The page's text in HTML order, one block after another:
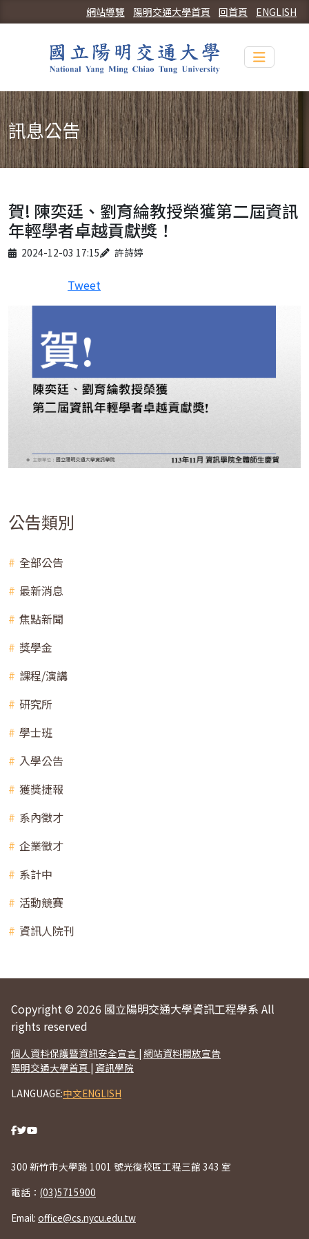
ENGLISH
回首頁
陽明交通大學首頁
網站導覽
Toggle
訊息公告
賀! 陳奕廷、劉育綸教授榮獲第二屆資訊
年輕學者卓越貢獻獎！
Published on
2024-12-03 17:15
Author 許詩婷
Tweet
公告類別
全部公告
最新消息
焦點新聞
獎學金
課程/演講
研究所
學士班
入學公告
獲獎捷報
系內徵才
企業徵才
系計中
活動競賽
資訊人院刊
Copyright © 2026 國立陽明交通大學資訊工程學系 All
rights reserved
個人資料保護暨資訊安全宣言 | 網站資料開放宣告
陽明交通大學首頁 | 資訊學院
LANGUAGE:中文ENGLISH
300 新竹市大學路 1001 號光復校區工程三館 343 室
電話： (03)5715900
Email: office@cs.nycu.edu.tw